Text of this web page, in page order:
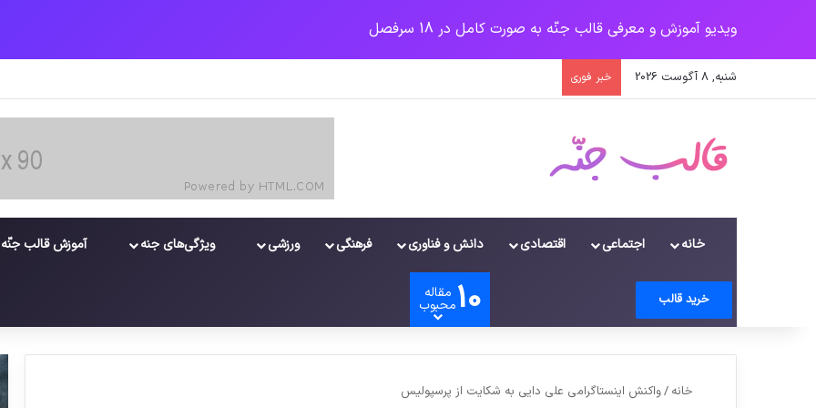
ویدیو آموزش و معرفی قالب جنّه به صورت کامل در 18 سرفصل
شنبه, 8 آگوست 2026 خبر فوری
خانه اجتماعی اقتصادی دانش و فناوری فرهنگی ورزشی ویژگی‌های جنه آموزش قالب جنّه
خرید قالب تغییر پوسته
جستجو برای
10 مقاله
محبوب
خانه /واکنش اینستاگرامی علی دایی به شکایت از پرسپولیس